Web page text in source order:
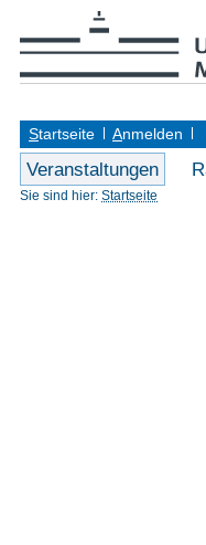
Startseite Anmelden
Veranstaltungen
Sie sind hier: Startseite